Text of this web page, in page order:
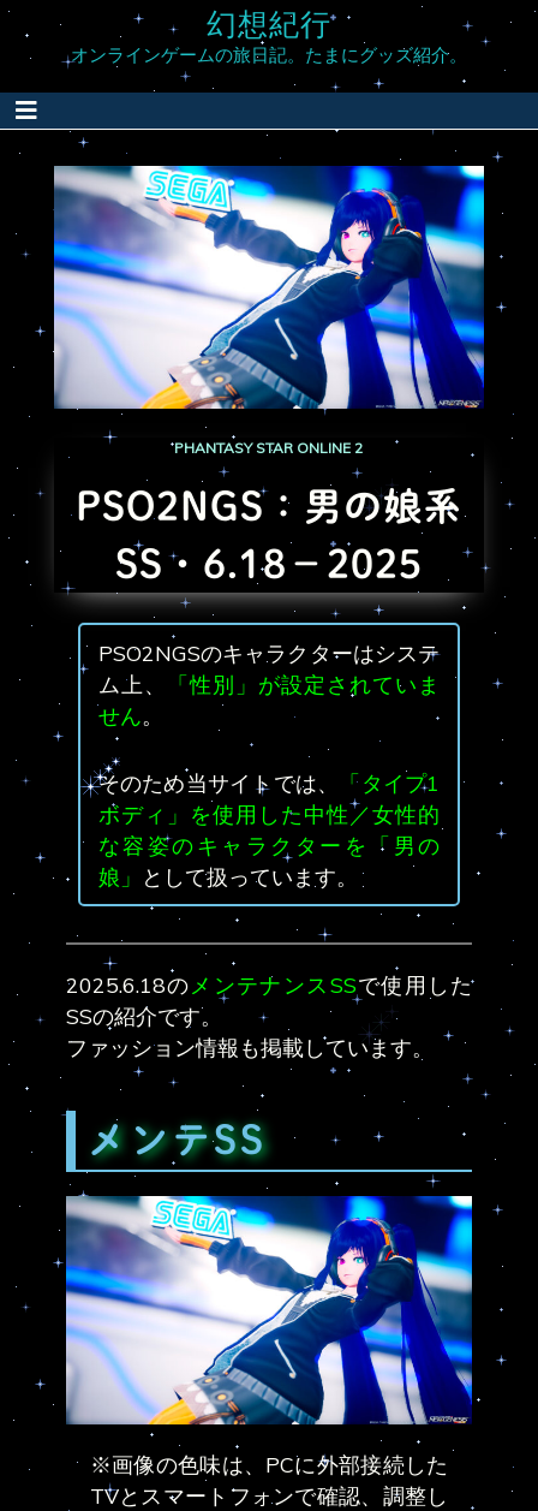
幻想紀行
オンラインゲームの旅日記。たまにグッズ紹介。
PHANTASY STAR ONLINE 2
PSO2NGS：男の娘系
SS・6.18－2025
PSO2NGSのキャラクターはシステ
ム上、
「性別」が設定されていま
せん。
そのため当サイトでは、
「タイプ1
ボディ」を使用した中性／女性的
な容姿のキャラクターを「男の
娘」 として扱っています。
2025.6.18の メンテナンスSSで使用した
SSの紹介です。
ファッション情報も掲載しています。
メンテSS
※画像の色味は、PCに外部接続した
TVとスマートフォンで確認、調整し